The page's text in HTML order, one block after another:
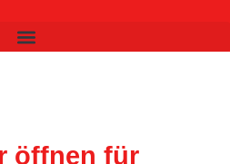
öffnen für